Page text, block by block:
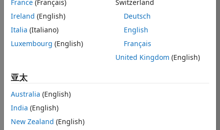
Data.mat
set (attached). I
but the
doesn't follow
outer data
points exactly
France (Français)
Ireland (English)
Italia (Italiano)
Luxembourg (English)
Switzerland
Deutsch
English
Français
United Kingdom (English)
亚太
Australia (English)
India (English)
New Zealand (English)